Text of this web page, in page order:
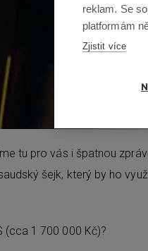
tu pro vás i špatnou
šejk, který by ho
(cca 1 700 000 Kč)?
reklam. Se
platformám
Zjistit více